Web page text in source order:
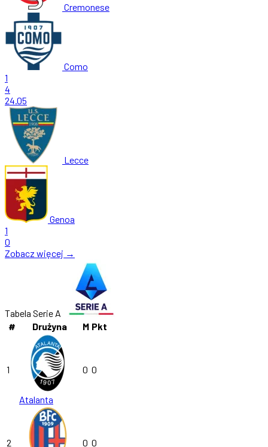
Cremonese
Como
1
4
24.05
Lecce
Genoa
1
0
Zobacz więcej →
Tabela Serie A
#
Drużyna M Pkt
1
Atalanta
0 0
2 0 0